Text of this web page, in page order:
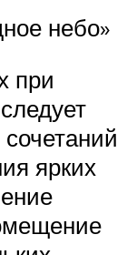
небо»
при
ярких